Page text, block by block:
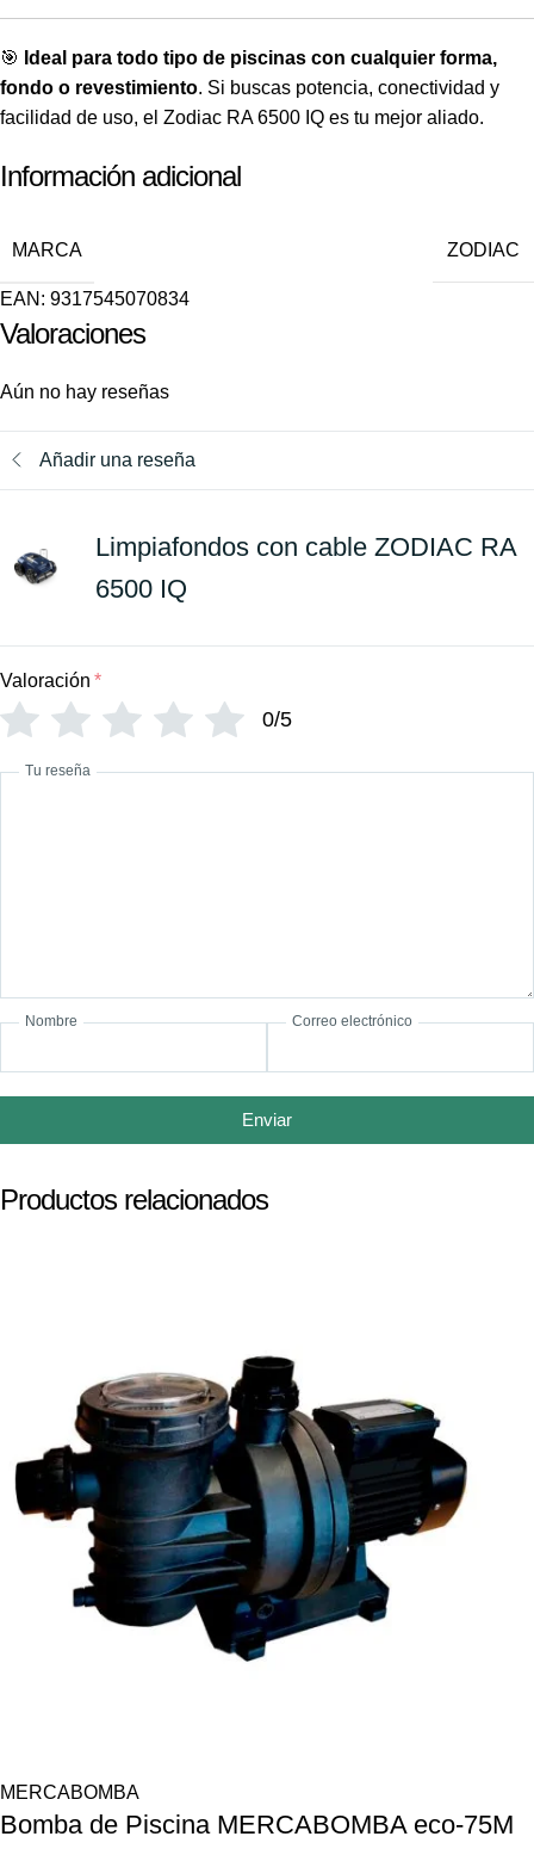
🎯 Ideal para todo tipo de piscinas con cualquier forma,
fondo o revestimiento. Si buscas potencia, conectividad y
facilidad de uso, el Zodiac RA 6500 IQ es tu mejor aliado.
Información adicional
MARCA ZODIAC
EAN: 9317545070834
Valoraciones
Aún no hay reseñas
Añadir una reseña
Limpiafondos con cable ZODIAC RA
6500 IQ
Valoración *
0/5
Tu reseña
Nombre Correo electrónico
Enviar
Productos relacionados
MERCABOMBA
Bomba de Piscina MERCABOMBA eco-75M